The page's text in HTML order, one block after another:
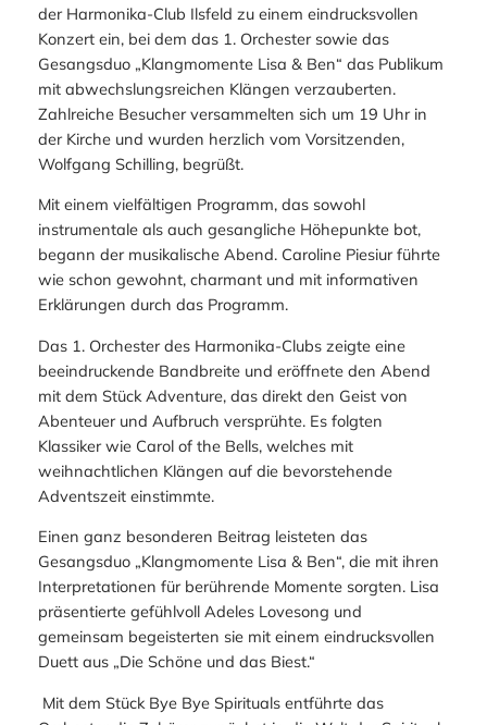
der Harmonika-Club Ilsfeld zu einem eindrucksvollen
Konzert ein, bei dem das 1. Orchester sowie das
Gesangsduo „Klangmomente Lisa & Ben“ das Publikum
mit abwechslungsreichen Klängen verzauberten.
Zahlreiche Besucher versammelten sich um 19 Uhr in
der Kirche und wurden herzlich vom Vorsitzenden,
Wolfgang Schilling, begrüßt.
Mit einem vielfältigen Programm, das sowohl
instrumentale als auch gesangliche Höhepunkte bot,
begann der musikalische Abend. Caroline Piesiur führte
wie schon gewohnt, charmant und mit informativen
Erklärungen durch das Programm.
Das 1. Orchester des Harmonika-Clubs zeigte eine
beeindruckende Bandbreite und eröffnete den Abend
mit dem Stück Adventure, das direkt den Geist von
Abenteuer und Aufbruch versprühte. Es folgten
Klassiker wie Carol of the Bells, welches mit
weihnachtlichen Klängen auf die bevorstehende
Adventszeit einstimmte.
Einen ganz besonderen Beitrag leisteten das
Gesangsduo „Klangmomente Lisa & Ben“, die mit ihren
Interpretationen für berührende Momente sorgten. Lisa
präsentierte gefühlvoll Adeles Lovesong und
gemeinsam begeisterten sie mit einem eindrucksvollen
Duett aus „Die Schöne und das Biest.“
Mit dem Stück Bye Bye Spiritualsentführte das